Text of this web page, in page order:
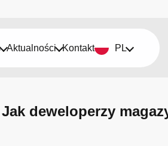
Aktualności Kontakt PL
deweloperzy